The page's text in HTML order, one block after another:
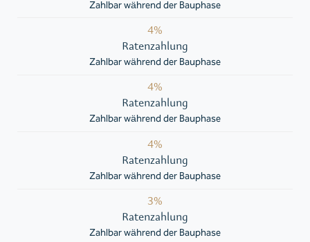
Zahlbar während der Bauphase
4%
Ratenzahlung
Zahlbar während der Bauphase
4%
Ratenzahlung
Zahlbar während der Bauphase
4%
Ratenzahlung
Zahlbar während der Bauphase
3%
Ratenzahlung
Zahlbar während der Bauphase